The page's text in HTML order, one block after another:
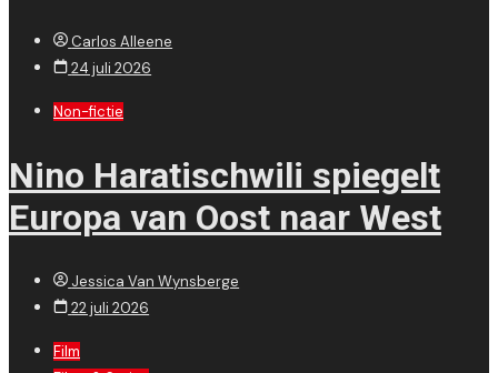
Carlos Alleene
24 juli 2026
Non-fictie
Nino Haratischwili spiegelt
Europa van Oost naar West
Jessica Van Wynsberge
22 juli 2026
Film